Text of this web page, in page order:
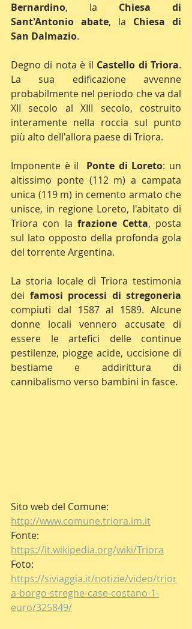
Bernardino, la Chiesa di
Sant'Antonio abate, la Chiesa di
San Dalmazio.
Degno di nota è il Castello di Triora.
La sua edificazione avvenne
probabilmente nel periodo che va dal
XII secolo al XIII secolo, costruito
interamente nella roccia sul punto
più alto dell'allora paese di Triora.
Imponente è il Ponte di Loreto: un
altissimo ponte (112 m) a campata
unica (119 m) in cemento armato che
unisce, in regione Loreto, l'abitato di
Triora con la frazione Cetta, posta
sul lato opposto della profonda gola
del torrente Argentina.
La storia locale di Triora testimonia
dei famosi processi di stregoneria
compiuti dal 1587 al 1589. Alcune
donne locali vennero accusate di
essere le artefici delle continue
pestilenze, piogge acide, uccisione di
bestiame e addirittura di
cannibalismo verso bambini in fasce.
Sito web del Comune:
http://www.comune.triora.im.it
Fonte:
https://it.wikipedia.org/wiki/Triora
Foto:
https://siviaggia.it/notizie/video/trior
a-borgo-streghe-case-costano-1-
euro/325849/